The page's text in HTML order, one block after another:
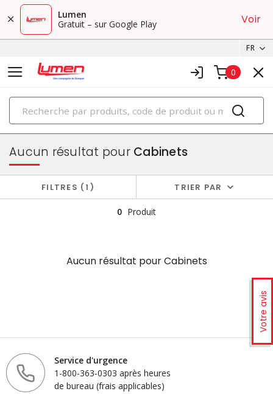
Lumen
Gratuit – sur Google Play
Voir
FR
0
PRODUITS
boîtiers et cabinets
Votre avis
Aucun résultat pourCabinets
FILTRES 1 TRIER PAR
0 Produit
Aucun résultat pourCabinets
Service d'urgence
1-800-363-0303 après heures
de bureau (frais applicables)